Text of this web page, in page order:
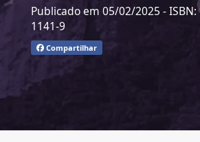
Publicado em 05/02/2025 -
1141-9
Compartilhar